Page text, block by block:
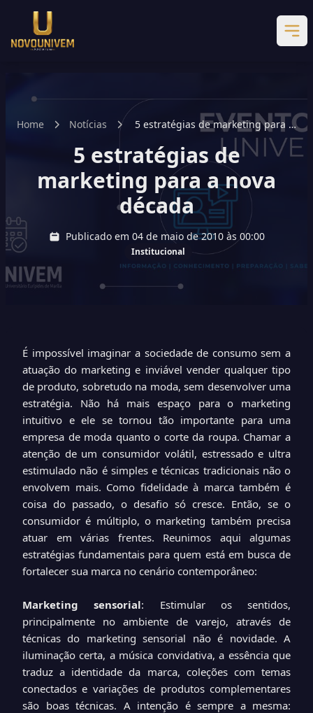
Home Notícias
5 estratégias de marketing para a
nova década
5 estratégias de
marketing para a nova
década
Publicado em 04 de maio de 2010 às 00:00
Institucional
É impossível imaginar a sociedade de consumo sem a
atuação do marketing e inviável vender qualquer tipo
de produto, sobretudo na moda, sem desenvolver uma
estratégia. Não há mais espaço para o marketing
intuitivo e ele se tornou tão importante para uma
empresa de moda quanto o corte da roupa. Chamar a
atenção de um consumidor volátil, estressado e ultra
estimulado não é simples e técnicas tradicionais não o
envolvem mais. Como fidelidade à marca também é
coisa do passado, o desafio só cresce. Então, se o
consumidor é múltiplo, o marketing também precisa
atuar em várias frentes. Reunimos aqui algumas
estratégias fundamentais para quem está em busca de
fortalecer sua marca no cenário contemporâneo:
Marketing sensorial: Estimular os sentidos,
principalmente no ambiente de varejo, através de
técnicas do marketing sensorial não é novidade. A
iluminação certa, a música convidativa, a essência que
traduz a identidade da marca, coleções com temas
conectados e variações de produtos complementares
são boas técnicas. A intenção é sempre a mesma: